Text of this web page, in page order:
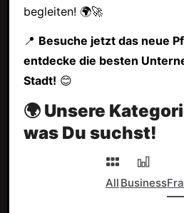
begleiten! 🌍🚀
📍 Besuche jetzt das neue
entdecke die besten
Stadt! 😊
🌍 Unsere
was Du suchst!
All Business